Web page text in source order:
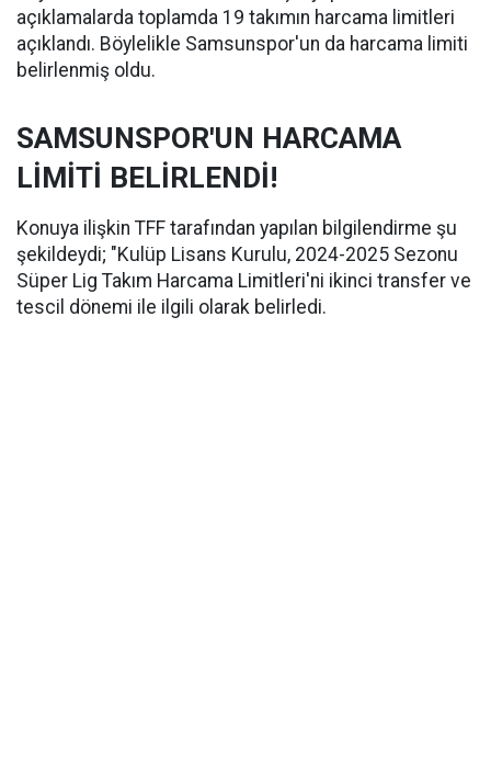
açıklamalarda toplamda 19 takımın harcama limitleri
açıklandı. Böylelikle Samsunspor'un da harcama limiti
belirlenmiş oldu.
SAMSUNSPOR'UN HARCAMA
LİMİTİ BELİRLENDİ!
Konuya ilişkin TFF tarafından yapılan bilgilendirme şu
şekildeydi; "Kulüp Lisans Kurulu, 2024-2025 Sezonu
Süper Lig Takım Harcama Limitleri'ni ikinci transfer ve
tescil dönemi ile ilgili olarak belirledi.